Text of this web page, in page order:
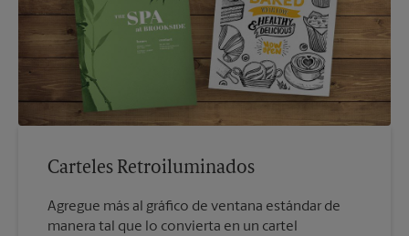
Carteles Retroiluminados
Agregue más al gráfico de ventana estándar de
manera tal que lo convierta en un cartel